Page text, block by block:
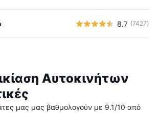
8.7 (7427)
Αυτοκινήτων
μας μας βαθμολογούν με 9.1/10 από